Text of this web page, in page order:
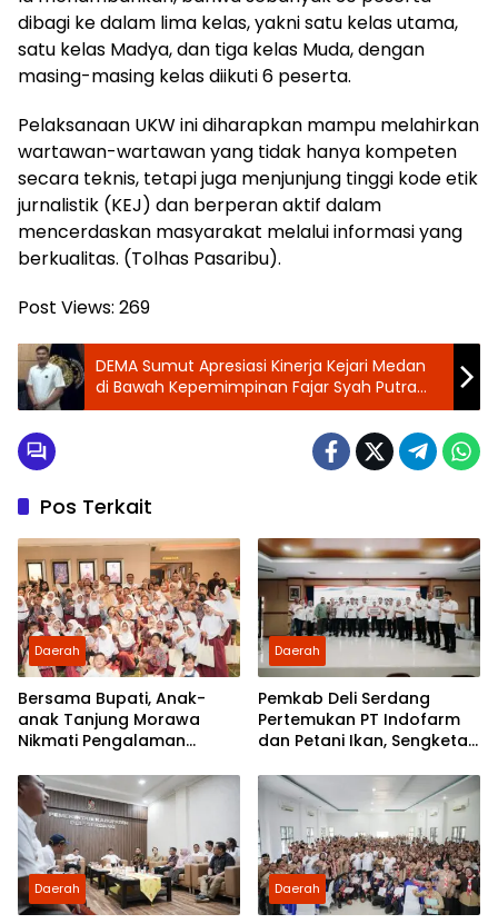
dibagi ke dalam lima kelas, yakni satu kelas utama,
satu kelas Madya, dan tiga kelas Muda, dengan
masing-masing kelas diikuti 6 peserta.
Pelaksanaan UKW ini diharapkan mampu melahirkan
wartawan-wartawan yang tidak hanya kompeten
secara teknis, tetapi juga menjunjung tinggi kode etik
jurnalistik (KEJ) dan berperan aktif dalam
mencerdaskan masyarakat melalui informasi yang
berkualitas. (Tolhas Pasaribu).
Post Views: 269
DEMA Sumut Apresiasi Kinerja Kejari Medan
di Bawah Kepemimpinan Fajar Syah Putra
Tegas dan Profesional Tangani Korupsi
Pos Terkait
Daerah
Bersama Bupati, Anak-
anak Tanjung Morawa
Nikmati Pengalaman
Daerah
Pemkab Deli Serdang
Pertemukan PT Indofarm
dan Petani Ikan, Sengketa
Daerah Daerah